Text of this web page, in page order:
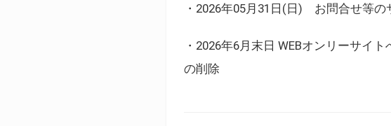
・2026年05月31日(日) お問合せ等の
・2026年6月末日 WEBオンリーサイ
の削除